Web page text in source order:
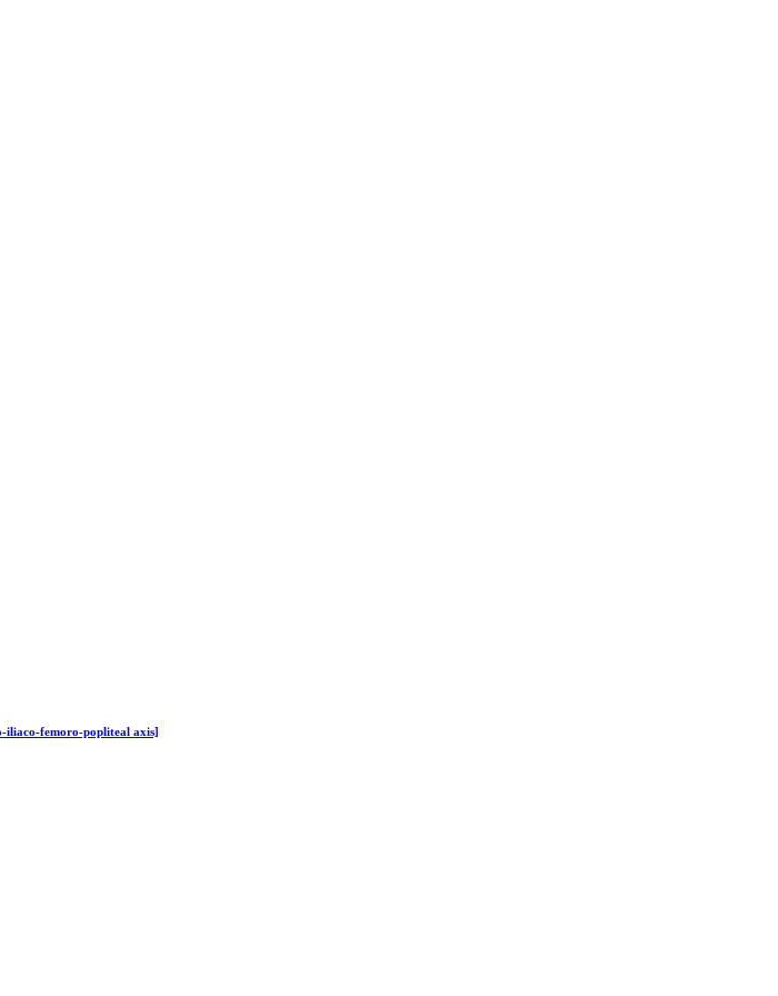
iliaco-femoro-popliteal axis]